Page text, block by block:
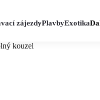
zájezdyPlavbyExotika
kouzel